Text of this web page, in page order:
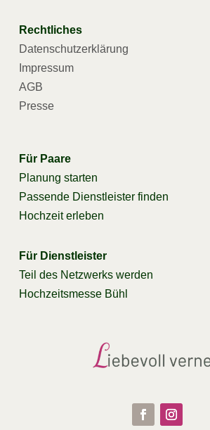
Rechtliches
Datenschutzerklärung
Impressum
AGB
Presse
Für Paare
Planung starten
Passende Dienstleister finden
Hochzeit erleben
Für Dienstleister
Teil des Netzwerks werden
Hochzeitsmesse Bühl